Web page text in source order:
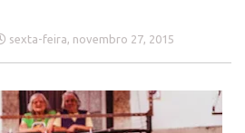
sexta-feira, novembro 27, 2015